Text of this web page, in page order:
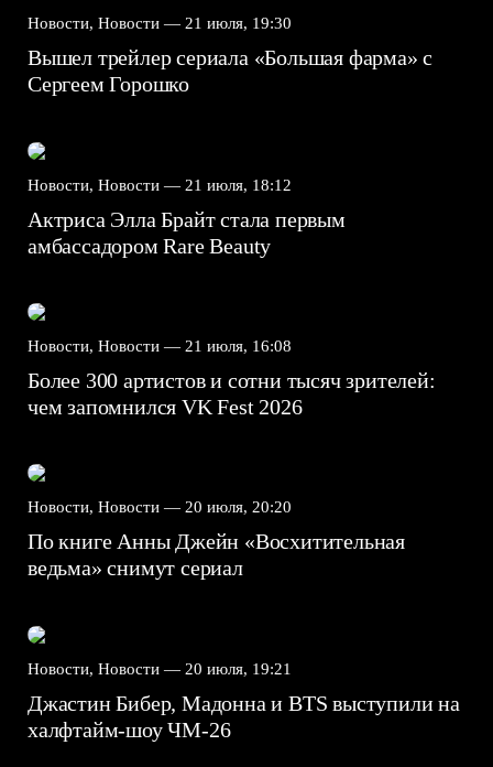
Новости, Новости — 21 июля, 19:30
Вышел трейлер сериала «Большая фарма» с
Сергеем Горошко
Новости, Новости — 21 июля, 18:12
Актриса Элла Брайт стала первым
амбассадором Rare Beauty
Новости, Новости — 21 июля, 16:08
Более 300 артистов и сотни тысяч зрителей:
чем запомнился VK Fest 2026
Новости, Новости — 20 июля, 20:20
По книге Анны Джейн «Восхитительная
ведьма» снимут сериал
Новости, Новости — 20 июля, 19:21
Джастин Бибер, Мадонна и BTS выступили на
халфтайм-шоу ЧМ-26